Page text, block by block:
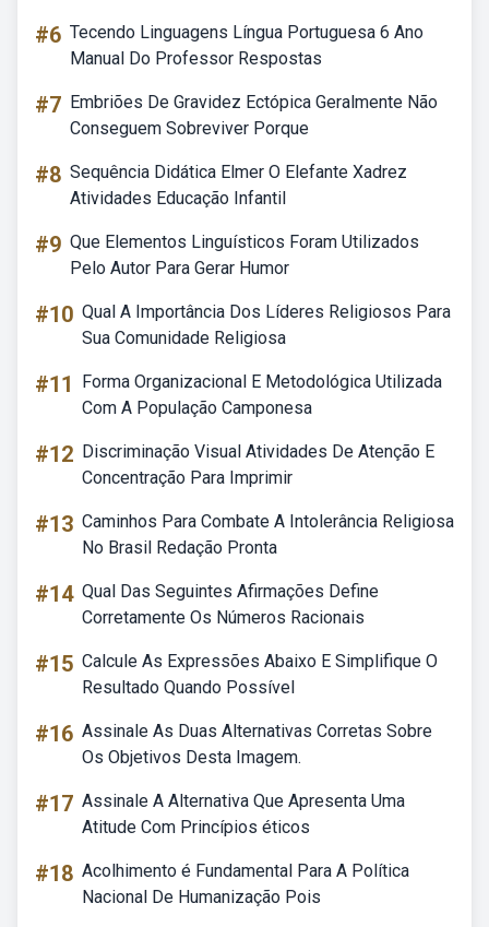
#6 Tecendo Linguagens Língua Portuguesa 6 Ano
Manual Do Professor Respostas
#7 Embriões De Gravidez Ectópica Geralmente Não
Conseguem Sobreviver Porque
#8 Sequência Didática Elmer O Elefante Xadrez
Atividades Educação Infantil
#9 Que Elementos Linguísticos Foram Utilizados
Pelo Autor Para Gerar Humor
#10 Qual A Importância Dos Líderes Religiosos Para
Sua Comunidade Religiosa
#11
Forma Organizacional E Metodológica Utilizada
Com A População Camponesa
#12 Discriminação Visual Atividades De Atenção E
Concentração Para Imprimir
#13 Caminhos Para Combate A Intolerância Religiosa
No Brasil Redação Pronta
#14 Qual Das Seguintes Afirmações Define
Corretamente Os Números Racionais
#15 Calcule As Expressões Abaixo E Simplifique O
Resultado Quando Possível
#16 Assinale As Duas Alternativas Corretas Sobre
Os Objetivos Desta Imagem.
#17 Assinale A Alternativa Que Apresenta Uma
Atitude Com Princípios éticos
#18 Acolhimento é Fundamental Para A Política
Nacional De Humanização Pois